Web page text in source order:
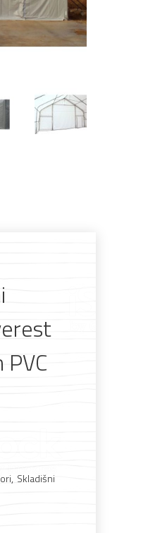
je novo
, Skladišni